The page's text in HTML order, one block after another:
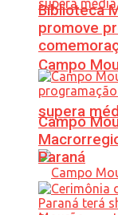
Campo
supera
Biblioteca
promove
Campo
Paraná